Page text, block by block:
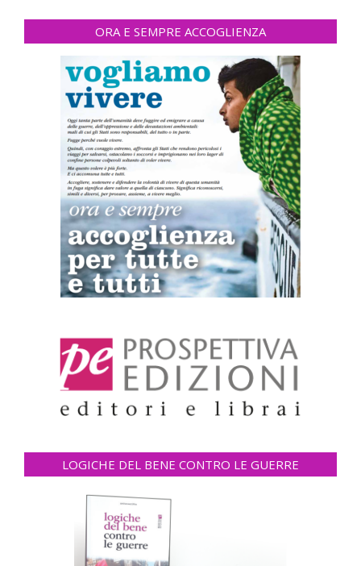
ORA E SEMPRE ACCOGLIENZA
LOGICHE DEL BENE CONTRO LE GUERRE